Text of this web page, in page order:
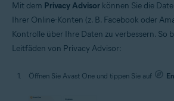
Mit dem Privacy Advisor können Sie die
Ihrer Online-Konten (z. B. Facebook oder
Kontrolle über Ihre Daten zu verbessern. So
Leitfäden von Privacy Advisor:
Öffnen Sie Avast One und tippen Sie auf